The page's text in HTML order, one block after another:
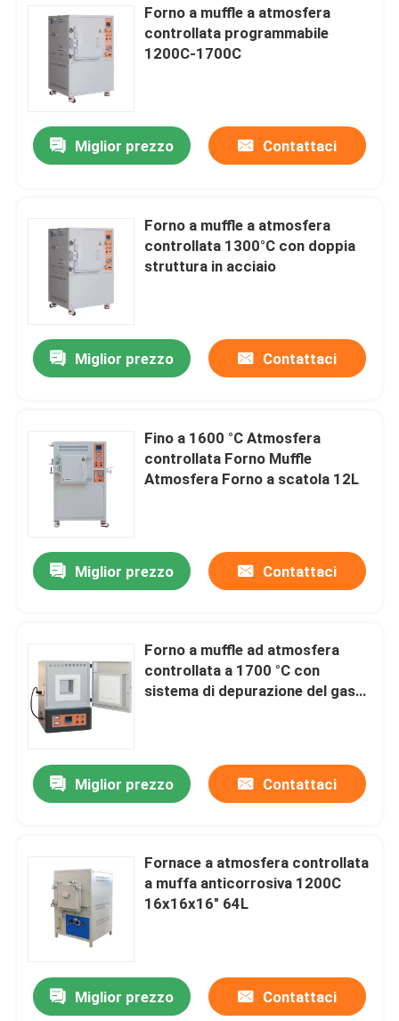
Forno a muffle a atmosfera
controllata programmabile
1200C-1700C
Miglior prezzo Contattaci
Forno a muffle a atmosfera
controllata 1300°C con doppia
struttura in acciaio
Miglior prezzo Contattaci
Fino a 1600 °C Atmosfera
controllata Forno Muffle
Atmosfera Forno a scatola 12L
Miglior prezzo Contattaci
Forno a muffle ad atmosfera
controllata a 1700 °C con
sistema di depurazione del gas
Miglior prezzo Contattaci
Fornace a atmosfera controllata
a muffa anticorrosiva 1200C
16x16x16" 64L
Miglior prezzo Contattaci